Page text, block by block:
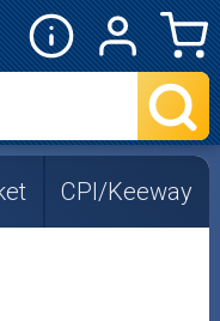
CPI/Keeway